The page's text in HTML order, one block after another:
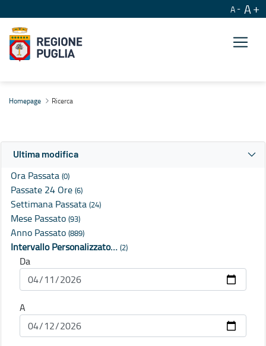
A A
Homepage Ricerca
Ultima modifica
Ora Passata (0)
Passate 24 Ore (6)
Settimana Passata (24)
Mese Passato (93)
Anno Passato (889)
Intervallo Personalizzato… (2)
Da
A